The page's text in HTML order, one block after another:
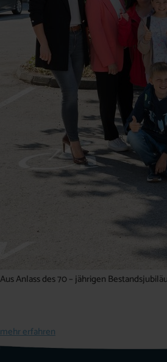
Aus Anlass des 70 – jährigen
mehr erfahren